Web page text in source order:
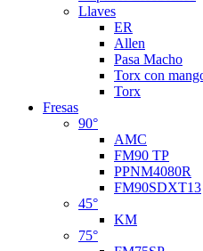
Llaves
ER
Allen
Pasa Macho
Torx con
Torx
Fresas
90°
AMC
FM90 TP
PPNM4080R
FM90SDXT13
45°
KM
75°